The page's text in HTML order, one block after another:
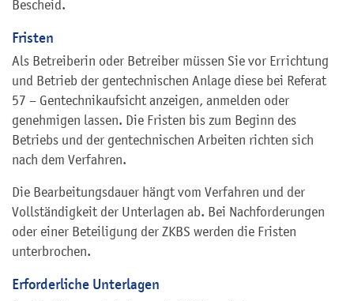
Bescheid.
Fristen
Als Betreiberin oder Betreiber müssen Sie vor Errichtung
und Betrieb der gentechnischen Anlage diese bei Referat
57 – Gentechnikaufsicht anzeigen, anmelden oder
genehmigen lassen. Die Fristen bis zum Beginn des
Betriebs und der gentechnischen Arbeiten richten sich
nach dem Verfahren.
Die Bearbeitungsdauer hängt vom Verfahren und der
Vollständigkeit der Unterlagen ab. Bei Nachforderungen
oder einer Beteiligung der ZKBS werden die Fristen
unterbrochen.
Erforderliche Unterlagen